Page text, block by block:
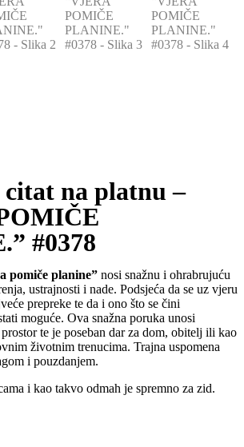
na platnu –
#0378
pomiče planine” nosi snažnu i ohrabrujuću
ustrajnosti i nade. Podsjeća da se uz vjeru
prepreke te da i ono što se čini
moguće. Ova snažna poruka unosi
te je poseban dar za dom, obitelj ili kao
životnim trenucima. Trajna uspomena
i pouzdanjem.
i kao takvo odmah je spremno za zid.